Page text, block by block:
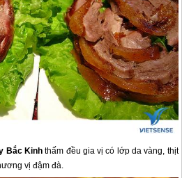
Bắc Kinh thấm đều gia vị có lớp da vàng, thịt
vị đậm đà.